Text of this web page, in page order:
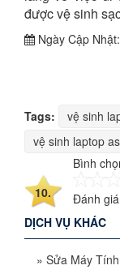
được vệ sinh
Ngày Cập Nhật:
Tags:
vệ sinh
vệ sinh laptop
10.
Bình
Đánh giá
DỊCH VỤ KHÁC
» Sửa Máy